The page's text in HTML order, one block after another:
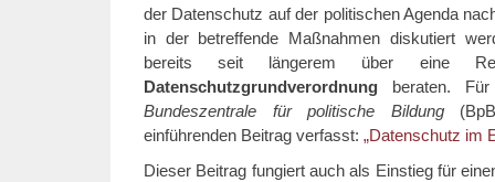
der Datenschutz auf der politischen Agenda
in der betreffende Maßnahmen diskutiert
bereits seit längerem über eine
Datenschutzgrundverordnung beraten.
Bundeszentrale für politische Bildung
einführenden Beitrag verfasst: „Datenschutz im
Dieser Beitrag fungiert auch als Einstieg für